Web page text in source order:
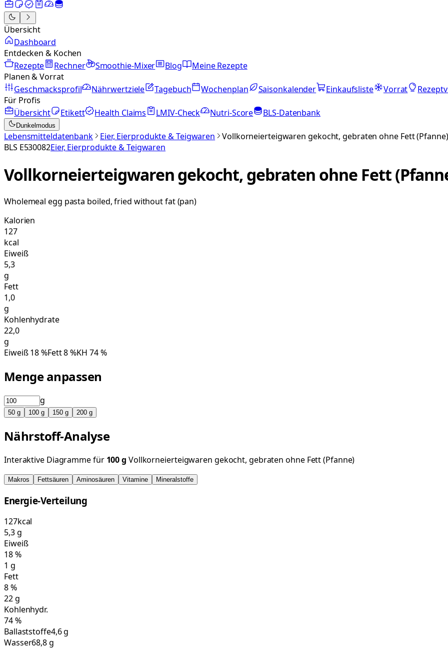
Übersicht
Dashboard
Entdecken & Kochen
Rezepte
Rechner Smoothie-Mixer Blog
Meine Rezepte
Planen & Vorrat
Geschmacksprofil
Nährwertziele Tagebuch Wochenplan Saisonkalender Einkaufsliste Vorrat
Für Profis
Übersicht
Etikett Health Claims LMIV-Check Nutri-Score BLS-Datenbank
Dunkelmodus
Lebensmitteldatenbank Eier, Eierprodukte & Teigwaren
Vollkorneierteigwaren gekocht, gebraten ohne Fett (Pfanne)
BLS E530082Eier, Eierprodukte & Teigwaren
Vollkorneierteigwaren gekocht, gebraten ohne Fett
Wholemeal egg pasta boiled, fried without fat (pan)
Kalorien
127
kcal
Eiweiß
5,3
g
Fett
1,0
g
Kohlenhydrate
22,0
g
Eiweiß18%Fett8%KH 74%
Menge anpassen
g
50 g 100 g 150 g 200 g
Nährstoff-Analyse
Interaktive Diagramme für 100g Vollkorneierteigwaren gekocht, gebraten ohne Fett (Pfanne)
Makros Fettsäuren Aminosäuren Vitamine Mineralstoffe
Energie-Verteilung
127kcal
5,3g
Eiweiß
18%
1 g
Fett
8%
22g
Kohlenhydr.
74%
Ballaststoffe4,6 g
Wasser68,8 g